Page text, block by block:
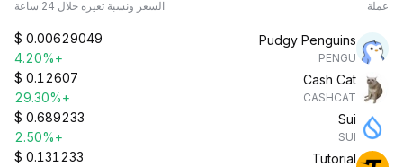
عملة السعر ونسبة تغيره خلال 24 ساعة
Pudgy Penguins
PENGU
$ 0.00629049
+4.20%
Cash Cat
CASHCAT
$ 0.12607
+29.30%
Sui
SUI
$ 0.689233
+2.50%
Tutorial
$ 0.131233